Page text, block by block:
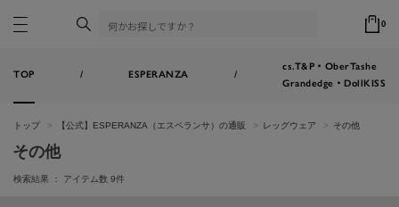
0
TOP / ESPERANZA /
cs.T&P・OberTashe
Grandedge・DollKISS
トップ 【公式】ESPERANZA（エスペランサ）の通販 レッグウェア その他
その他
検索結果 ： アイテム数 9件